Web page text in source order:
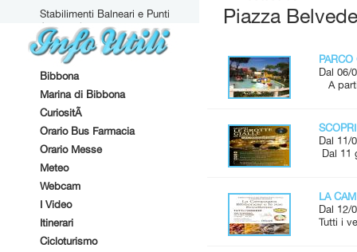
Stabilimenti Balneari e Punti
Attrezzati
Bibbona
Marina di Bibbona
CuriositÃ
Orario Bus Farmacia
Orario Messe
Meteo
Webcam
I Video
Itinerari
Cicloturismo
Piazza
Dal 06/
A
Dal 11/
Dal 11
LA
Dal 12/
Tutti i